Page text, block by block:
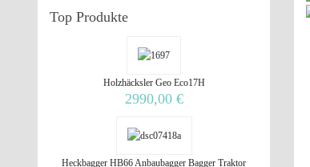
Top Produkte
Holzhäcksler Geo Eco17H
2990,00 €
Heckbagger HB66 Anbaubagger Bagger Traktor